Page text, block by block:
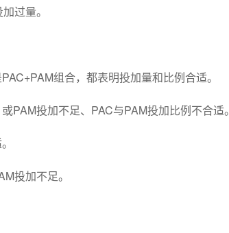
过量。
组合，都表明投加量和比例合适。
PAM投加不足、PAC与PAM投加比例不合适。
投加不足。